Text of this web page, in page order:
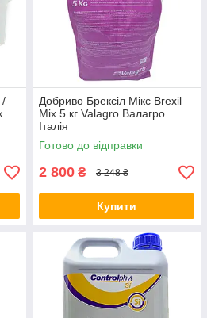
/
Добриво Брексіл Мікс Brexil
Mix 5 кг Valagro Валагро
Італія
Готово до відправки
2 800 ₴ 3 248 ₴
Купити